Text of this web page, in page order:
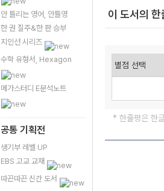
안 틀리는 영어, 안틀영
한 권 질주&한 판 승부
지인선 시리즈
수학 유형서, Hexagon
메가스터디 E분석노트
공통 기획전
생기부 레벨 UP
EBS 고교 교재
따끈따끈 신간 도서
이 도서의 한
* 한줄평은 한